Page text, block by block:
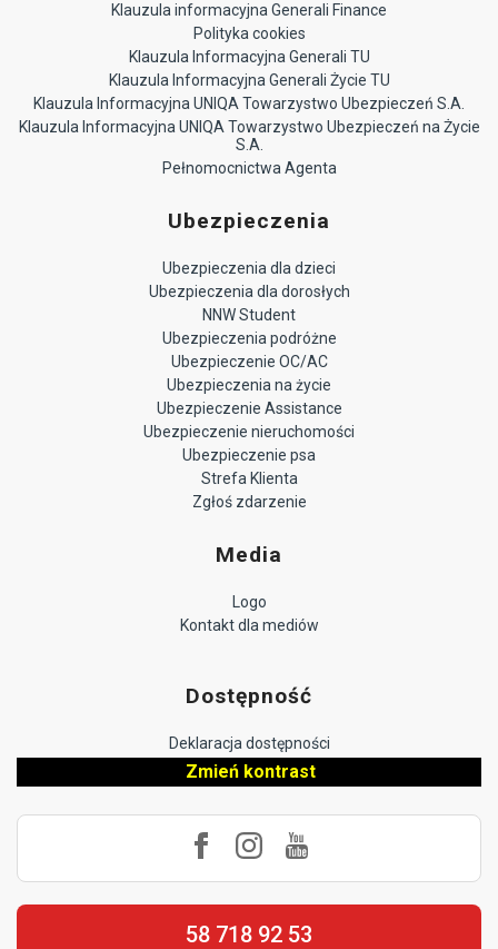
Klauzula informacyjna Generali Finance
Polityka cookies
Klauzula Informacyjna Generali TU
Klauzula Informacyjna Generali Życie TU
Klauzula Informacyjna UNIQA Towarzystwo Ubezpieczeń S.A.
Klauzula Informacyjna UNIQA Towarzystwo Ubezpieczeń na Życie
S.A.
Pełnomocnictwa Agenta
Ubezpieczenia
Ubezpieczenia dla dzieci
Ubezpieczenia dla dorosłych
NNW Student
Ubezpieczenia podróżne
Ubezpieczenie OC/AC
Ubezpieczenia na życie
Ubezpieczenie Assistance
Ubezpieczenie nieruchomości
Ubezpieczenie psa
Strefa Klienta
Zgłoś zdarzenie
Media
Logo
Kontakt dla mediów
Dostępność
Deklaracja dostępności
Zmień kontrast
58 718 92 53